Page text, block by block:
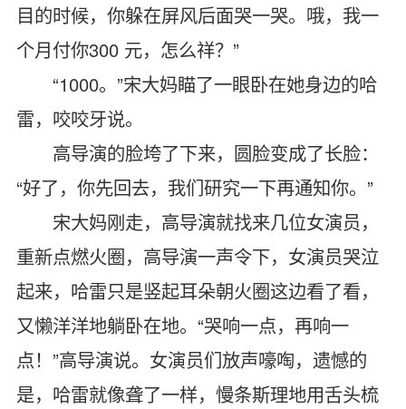
目的时候，你躲在屏风后面哭一哭。哦，我一
个月付你300 元，怎么祥？”
“1000。”宋大妈瞄了一眼卧在她身边的哈
雷，咬咬牙说。
高导演的脸垮了下来，圆脸变成了长脸：
“好了，你先回去，我们研究一下再通知你。”
宋大妈刚走，高导演就找来几位女演员，
重新点燃火圈，高导演一声令下，女演员哭泣
起来，哈雷只是竖起耳朵朝火圈这边看了看，
又懒洋洋地躺卧在地。“哭响一点，再响一
点！”高导演说。女演员们放声嚎啕，遗憾的
是，哈雷就像聋了一样，慢条斯理地用舌头梳